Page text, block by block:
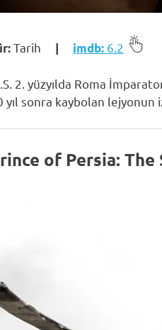
Tarih | imdb: 6.2
2. yüzyılda Roma
yıl sonra kaybolan
of Persia: The